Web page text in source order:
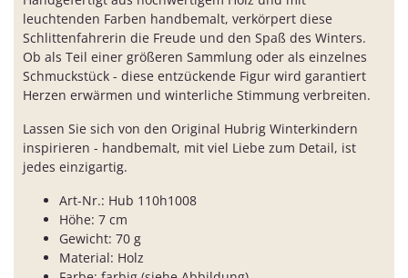
leuchtenden Farben handbemalt, verkörpert diese
Schlittenfahrerin die Freude und den Spaß des Winters.
Ob als Teil einer größeren Sammlung oder als einzelnes
Schmuckstück - diese entzückende Figur wird garantiert
Herzen erwärmen und winterliche Stimmung verbreiten.
Lassen Sie sich von den Original Hubrig Winterkindern
inspirieren - handbemalt, mit viel Liebe zum Detail, ist
jedes einzigartig.
Art-Nr.: Hub 110h1008
Höhe: 7 cm
Gewicht: 70 g
Material: Holz